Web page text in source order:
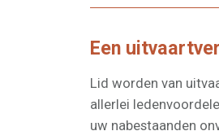
Een
Lid worden van
allerlei
uw nabestaanden